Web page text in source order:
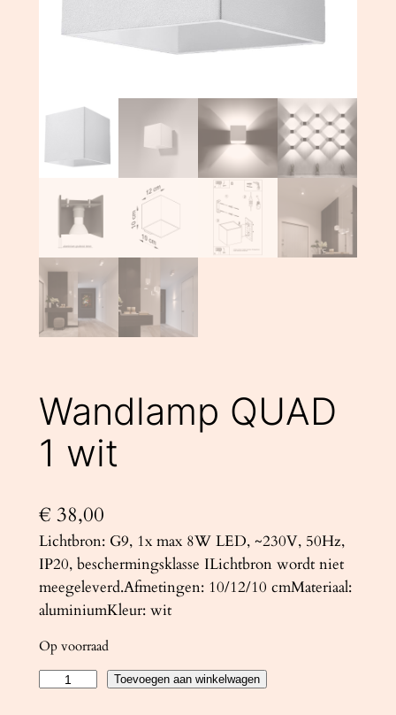
Wandlamp QUAD
1 wit
€ 38,00
Lichtbron: G9, 1x max 8W LED, ~230V, 50Hz,
IP20, beschermingsklasse ILichtbron wordt niet
meegeleverd.Afmetingen: 10/12/10 cmMateriaal:
aluminiumKleur: wit
Op voorraad
Toevoegen aan winkelwagen